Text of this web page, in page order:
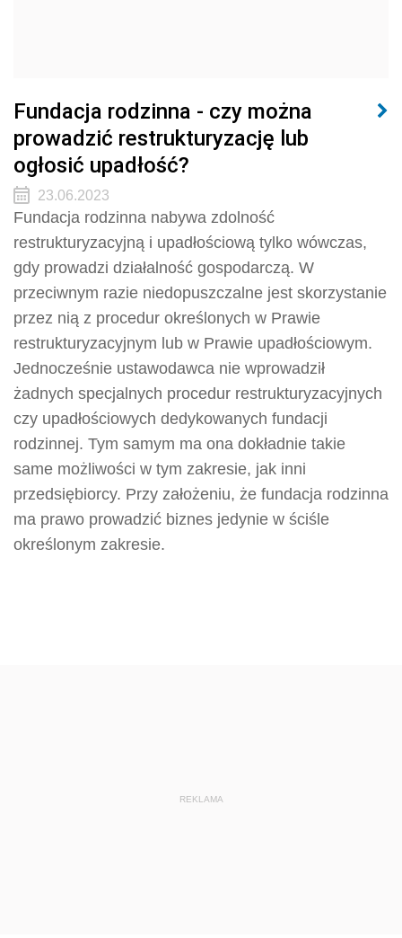
Fundacja rodzinna - czy można
prowadzić restrukturyzację lub
ogłosić upadłość?
23.06.2023
Fundacja rodzinna nabywa zdolność
restrukturyzacyjną i upadłościową tylko wówczas,
gdy prowadzi działalność gospodarczą. W
przeciwnym razie niedopuszczalne jest skorzystanie
przez nią z procedur określonych w Prawie
restrukturyzacyjnym lub w Prawie upadłościowym.
Jednocześnie ustawodawca nie wprowadził
żadnych specjalnych procedur restrukturyzacyjnych
czy upadłościowych dedykowanych fundacji
rodzinnej. Tym samym ma ona dokładnie takie
same możliwości w tym zakresie, jak inni
przedsiębiorcy. Przy założeniu, że fundacja rodzinna
ma prawo prowadzić biznes jedynie w ściśle
określonym zakresie.
REKLAMA